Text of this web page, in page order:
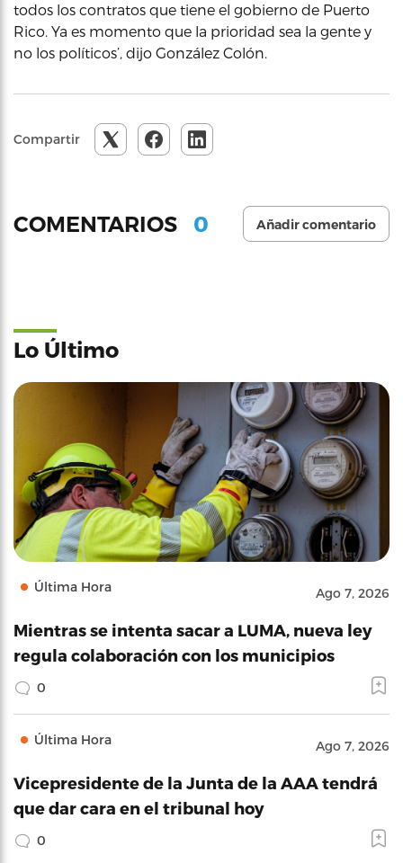
todos los contratos que tiene el gobierno de Puerto
Rico. Ya es momento que la prioridad sea la gente y
no los políticos’, dijo González Colón.
Compartir
COMENTARIOS 0 Añadir comentario
Lo Último
Última Hora Ago 7, 2026
Mientras se intenta sacar a LUMA, nueva ley
regula colaboración con los municipios
0
Última Hora Ago 7, 2026
Vicepresidente de la Junta de la AAA tendrá
que dar cara en el tribunal hoy
0